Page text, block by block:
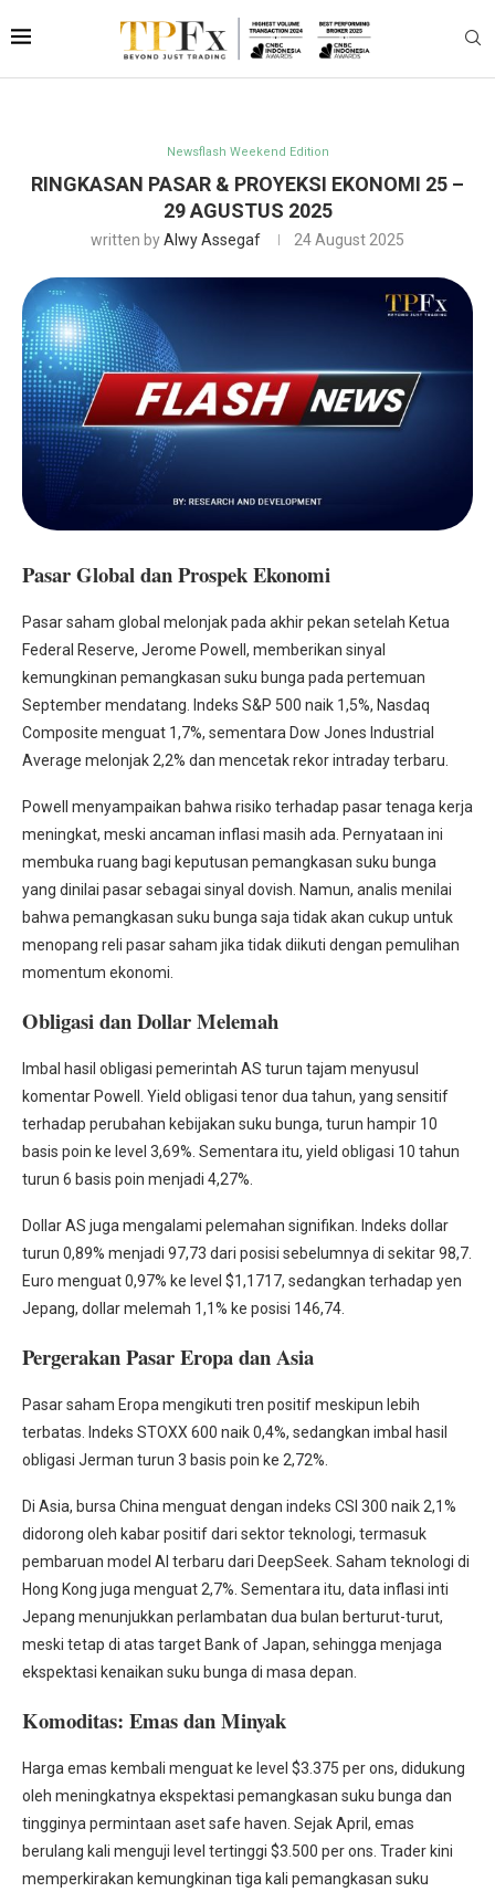
Newsflash Weekend Edition
RINGKASAN PASAR & PROYEKSI EKONOMI 25 –
29 AGUSTUS 2025
written byAlwy Assegaf 24 August 2025
Pasar Global dan Prospek Ekonomi
Pasar saham global melonjak pada akhir pekan setelah Ketua
Federal Reserve, Jerome Powell, memberikan sinyal
kemungkinan pemangkasan suku bunga pada pertemuan
September mendatang. Indeks S&P 500 naik 1,5%, Nasdaq
Composite menguat 1,7%, sementara Dow Jones Industrial
Average melonjak 2,2% dan mencetak rekor intraday terbaru.
Powell menyampaikan bahwa risiko terhadap pasar tenaga kerja
meningkat, meski ancaman inflasi masih ada. Pernyataan ini
membuka ruang bagi keputusan pemangkasan suku bunga
yang dinilai pasar sebagai sinyal dovish. Namun, analis menilai
bahwa pemangkasan suku bunga saja tidak akan cukup untuk
menopang reli pasar saham jika tidak diikuti dengan pemulihan
momentum ekonomi.
Obligasi dan Dollar Melemah
Imbal hasil obligasi pemerintah AS turun tajam menyusul
komentar Powell. Yield obligasi tenor dua tahun, yang sensitif
terhadap perubahan kebijakan suku bunga, turun hampir 10
basis poin ke level 3,69%. Sementara itu, yield obligasi 10 tahun
turun 6 basis poin menjadi 4,27%.
Dollar AS juga mengalami pelemahan signifikan. Indeks dollar
turun 0,89% menjadi 97,73 dari posisi sebelumnya di sekitar 98,7.
Euro menguat 0,97% ke level $1,1717, sedangkan terhadap yen
Jepang, dollar melemah 1,1% ke posisi 146,74.
Pergerakan Pasar Eropa dan Asia
Pasar saham Eropa mengikuti tren positif meskipun lebih
terbatas. Indeks STOXX 600 naik 0,4%, sedangkan imbal hasil
obligasi Jerman turun 3 basis poin ke 2,72%.
Di Asia, bursa China menguat dengan indeks CSI 300 naik 2,1%
didorong oleh kabar positif dari sektor teknologi, termasuk
pembaruan model AI terbaru dari DeepSeek. Saham teknologi di
Hong Kong juga menguat 2,7%. Sementara itu, data inflasi inti
Jepang menunjukkan perlambatan dua bulan berturut-turut,
meski tetap di atas target Bank of Japan, sehingga menjaga
ekspektasi kenaikan suku bunga di masa depan.
Komoditas: Emas dan Minyak
Harga emas kembali menguat ke level $3.375 per ons, didukung
oleh meningkatnya ekspektasi pemangkasan suku bunga dan
tingginya permintaan aset safe haven. Sejak April, emas
berulang kali menguji level tertinggi $3.500 per ons. Trader kini
memperkirakan kemungkinan tiga kali pemangkasan suku